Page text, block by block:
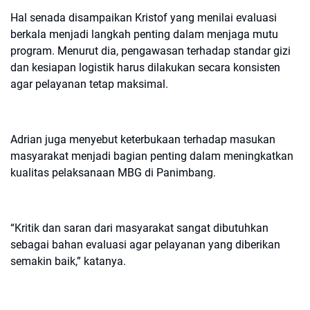
Hal senada disampaikan Kristof yang menilai evaluasi
berkala menjadi langkah penting dalam menjaga mutu
program. Menurut dia, pengawasan terhadap standar gizi
dan kesiapan logistik harus dilakukan secara konsisten
agar pelayanan tetap maksimal.
Adrian juga menyebut keterbukaan terhadap masukan
masyarakat menjadi bagian penting dalam meningkatkan
kualitas pelaksanaan MBG di Panimbang.
“Kritik dan saran dari masyarakat sangat dibutuhkan
sebagai bahan evaluasi agar pelayanan yang diberikan
semakin baik,” katanya.